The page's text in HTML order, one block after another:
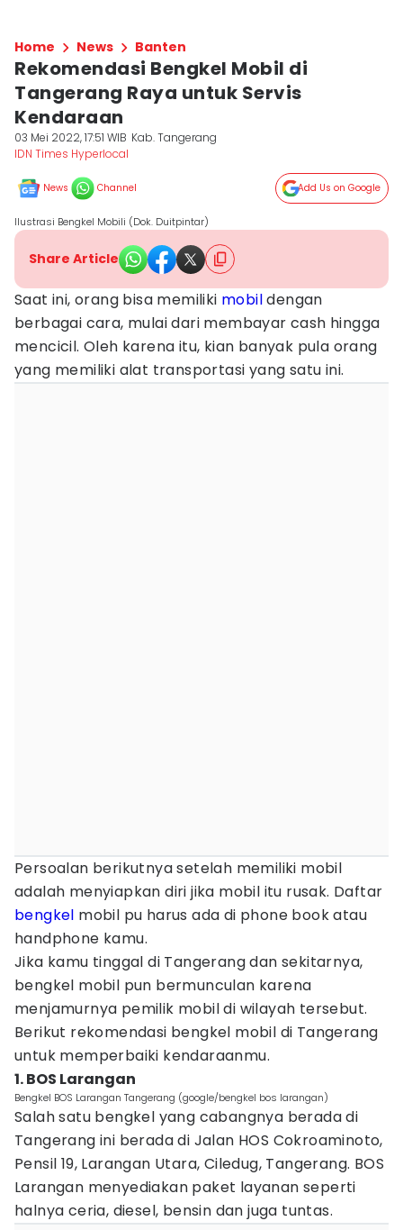
Home News Banten
Rekomendasi Bengkel Mobil di
Tangerang Raya untuk Servis
Kendaraan
03 Mei 2022, 17:51 WIB Kab. Tangerang
IDN Times Hyperlocal
News Channel Add Us on Google
Ilustrasi Bengkel Mobili (Dok. Duitpintar)
Share Article
Saat ini, orang bisa memiliki mobildengan
berbagai cara, mulai dari membayar cash hingga
mencicil. Oleh karena itu, kian banyak pula orang
yang memiliki alat transportasi yang satu ini.
Persoalan berikutnya setelah memiliki mobil
adalah menyiapkan diri jika mobil itu rusak. Daftar
bengkel mobil pu harus ada di phone book atau
handphone kamu.
Jika kamu tinggal di Tangerang dan sekitarnya,
bengkel mobil pun bermunculan karena
menjamurnya pemilik mobil di wilayah tersebut.
Berikut rekomendasi bengkel mobil di Tangerang
untuk memperbaiki kendaraanmu.
1. BOS Larangan
Bengkel BOS Larangan Tangerang (google/bengkel bos larangan)
Salah satu bengkel yang cabangnya berada di
Tangerang ini berada di Jalan HOS Cokroaminoto,
Pensil 19, Larangan Utara, Ciledug, Tangerang. BOS
Larangan menyediakan paket layanan seperti
halnya ceria, diesel, bensin dan juga tuntas.